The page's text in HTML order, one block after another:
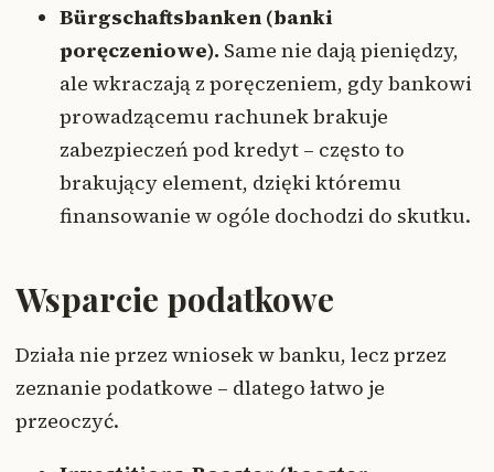
Bürgschaftsbanken (banki
poręczeniowe). Same nie dają pieniędzy,
ale wkraczają z poręczeniem, gdy bankowi
prowadzącemu rachunek brakuje
zabezpieczeń pod kredyt – często to
brakujący element, dzięki któremu
finansowanie w ogóle dochodzi do skutku.
Wsparcie podatkowe
Działa nie przez wniosek w banku, lecz przez
zeznanie podatkowe – dlatego łatwo je
przeoczyć.